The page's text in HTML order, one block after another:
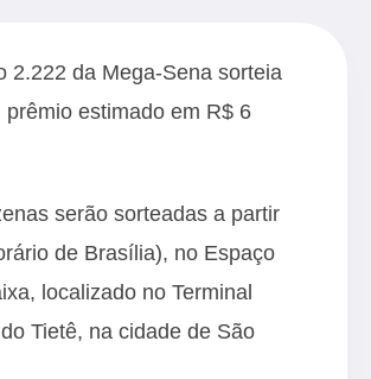
2.222 da Mega-Sena sorteia
prêmio estimado em R$ 6
serão sorteadas a partir
de Brasília), no Espaço
localizado no Terminal
Tietê, na cidade de São